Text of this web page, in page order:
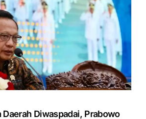
Daerah Diwaspadai, Prabowo